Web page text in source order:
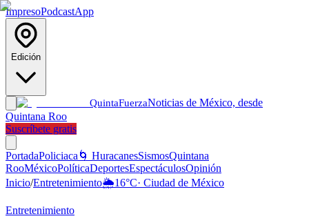
ImpresoPodcastApp
Edición
QuintaFuerzaNoticias de México, desde
Quintana Roo
Suscríbete gratis
PortadaPoliciaca 🌀 HuracanesSismosQuintana
RooMéxicoPolíticaDeportesEspectáculosOpinión
Inicio/Entretenimiento🌦️16°C· Ciudad de México
Entretenimiento